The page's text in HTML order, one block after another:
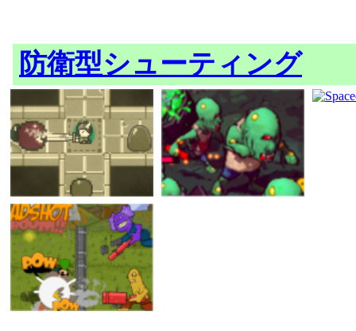
防衛型シューティング